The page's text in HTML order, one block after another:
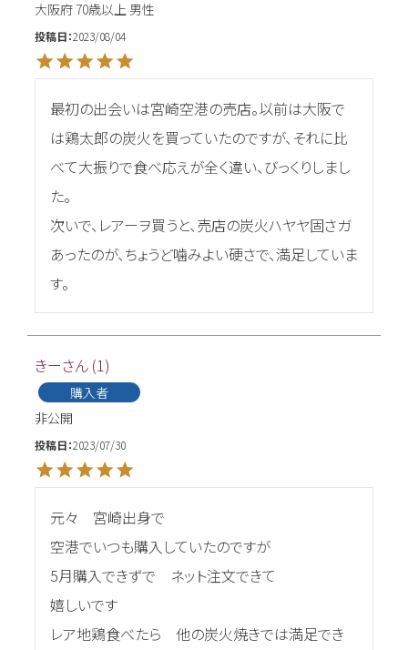
大阪府 70歳以上 男性
投稿日 2023/08/04
最初の出会いは宮崎空港の売店。以前は大阪で
は鶏太郎の炭火を買っていたのですが、それに比
べて大振りで食べ応えが全く違い、びっくりしまし
た。
次いで、レアーヲ買うと、売店の炭火ハヤヤ固さガ
あったのが、ちょうど噛みよい硬さで、満足していま
す。
きー 1
購入者
非公開
投稿日 2023/07/30
元々　宮崎出身で
空港でいつも購入していたのですが
5月購入できずで　ネット注文できて
嬉しいです
レア地鶏食べたら　他の炭火焼きでは満足でき